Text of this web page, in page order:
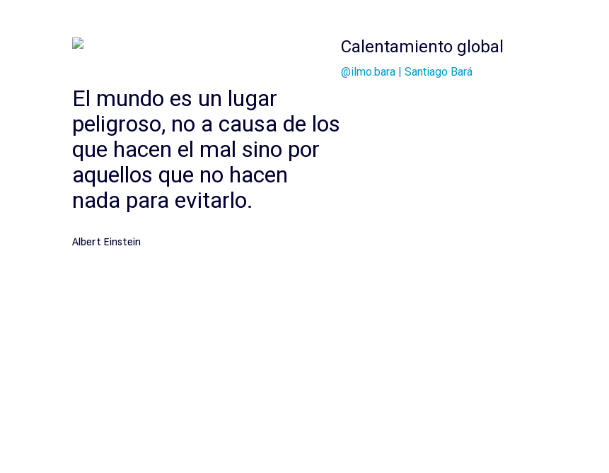
El mundo es un lugar
peligroso, no a causa de los
que hacen el mal sino por
aquellos que no hacen
nada para evitarlo.
Albert Einstein
Calentamiento global
@ilmo.bara | Santiago Bará